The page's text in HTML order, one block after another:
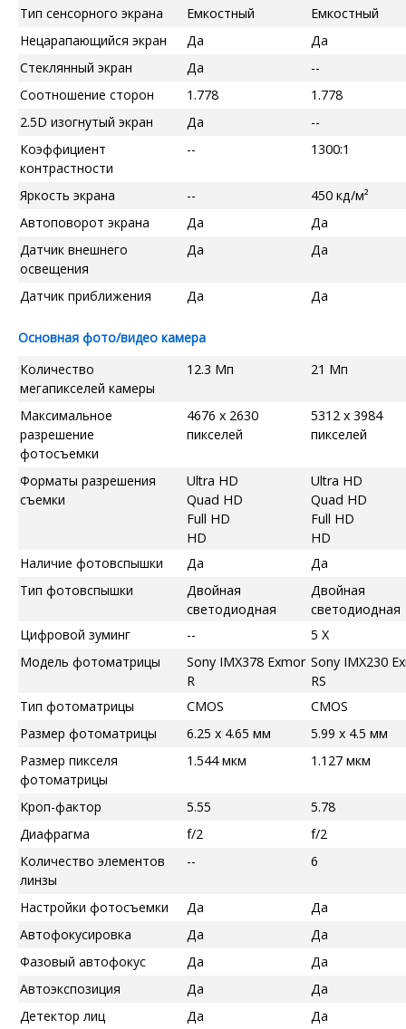
Тип сенсорного экрана Емкостный
Емкостный
Нецарапающийся экран
Да
Да
Стеклянный экран
Да
--
Соотношение сторон
1.778
1.778
2.5D изогнутый экран
Да
--
Коэффициент
контрастности
-- 1300:1
Яркость экрана --
450 кд/м²
Автоповорот экрана
Да
Да
Датчик внешнего
освещения
Да Да
Датчик приближения Да Да
Основная фото/видео камера
Количество
мегапикселей камеры
12.3 Мп 21 Мп
Максимальное
разрешение
фотосъемки
4676 x 2630
пикселей
5312 x 3984
пикселей
Форматы разрешения
съемки
Ultra HD
Quad HD
Full HD
HD
Ultra HD
Quad HD
Full HD
HD
Наличие фотовспышки
Да
Да
Тип фотовспышки
Двойная
светодиодная
Двойная
светодиодная
Цифровой зуминг
--
5 X
Модель фотоматрицы
Sony IMX378 Exmor
R
Sony IMX230
RS
Тип фотоматрицы
CMOS
CMOS
Размер фотоматрицы
6.25 x 4.65 мм
5.99 x 4.5 мм
Размер пикселя
фотоматрицы
1.544 мкм 1.127 мкм
Кроп-фактор 5.55
5.78
Диафрагма
f/2
f/2
Количество элементов
линзы
-- 6
Настройки фотосъемки Да
Да
Автофокусировка
Да
Да
Фазовый автофокус
Да
Да
Автоэкспозиция
Да
Да
Детектор лиц
Да
Да